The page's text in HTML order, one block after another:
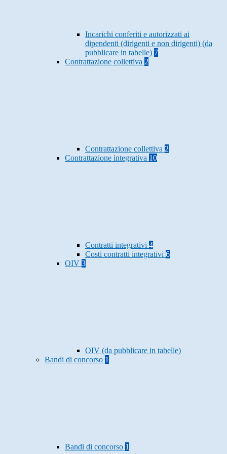
Incarichi conferiti e autorizzati ai
dipendenti (dirigenti e non dirigenti) (da
pubblicare in tabelle) 7
Contrattazione collettiva 2
Contrattazione collettiva 2
Contrattazione integrativa 10
Contratti integrativi 4
Costi contratti integrativi 6
OIV 3
OIV (da pubblicare in tabelle)
Bandi di concorso 1
Bandi di concorso 1